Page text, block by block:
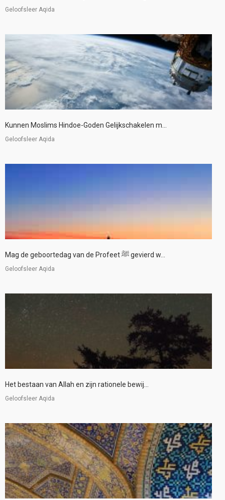
Geloofsleer Aqida
Kunnen Moslims Hindoe-Goden Gelijkschakelen m...
Geloofsleer Aqida
Mag de geboortedag van de Profeet ﷺ gevierd w...
Geloofsleer Aqida
Het bestaan van Allah en zijn rationele bewij...
Geloofsleer Aqida